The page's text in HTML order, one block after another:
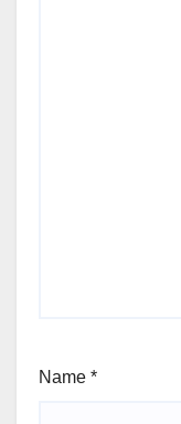
Name *